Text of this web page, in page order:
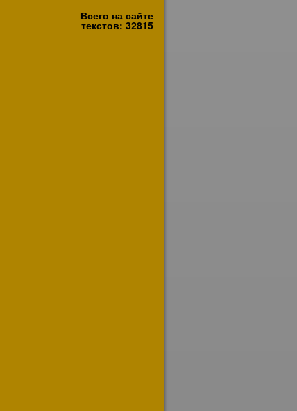
Всего на сайте
текстов: 32815